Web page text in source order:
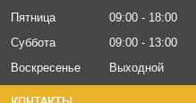
Пятница
09:00
18:00
Суббота
09:00
13:00
Воскресенье
Выходной